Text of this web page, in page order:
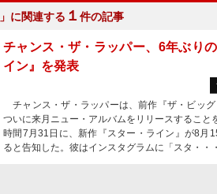
」に関連する １ 件の記事
チャンス・ザ・ラッパー、6年ぶり
イン』を発表
チャンス・ザ・ラッパーは、前作『ザ・ビッグ
ついに来月ニュー・アルバムをリリースするこ
時間7月31日に、新作『スター・ライン』が8月
ると告知した。彼はインスタグラムに「スタ・・・